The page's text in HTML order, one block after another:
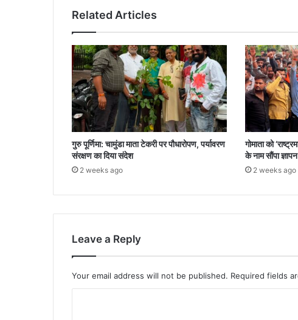
Related Articles
गुरु पूर्णिमा: चामुंडा माता टेकरी पर पौधारोपण, पर्यावरण
संरक्षण का दिया संदेश
2 weeks ago
गोमाता को
के नाम सौंपा ज्ञापन
2 weeks ago
Leave a Reply
Your email address will not be published. Required fields